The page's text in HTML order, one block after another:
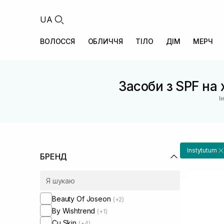
UA
ВОЛОССЯ ОБЛИЧЧЯ ТІЛО ДІМ МЕРЧ
Засоби з SPF
БРЕНД
Beauty Of Joseon (+2)
By Wishtrend (+1)
Instytutum